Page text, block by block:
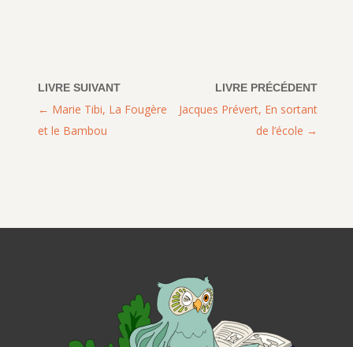
Jacques Prévert, En sortant
de l’école
Marie Tibi, La Fougère
et le Bambou